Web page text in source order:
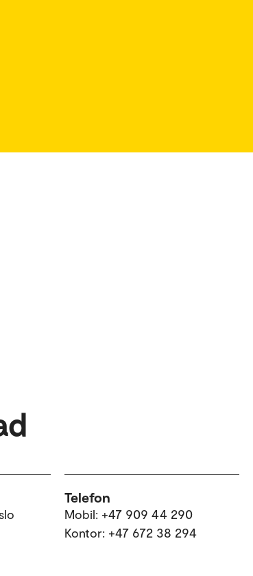
Telefon
Mobil: +47 909 44 290
Kontor: +47 672 38 294